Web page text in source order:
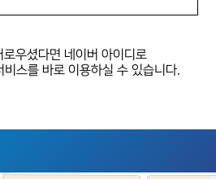
로우셨다면 네이버 아이디로
스를 바로 이용하실 수 있습니다.